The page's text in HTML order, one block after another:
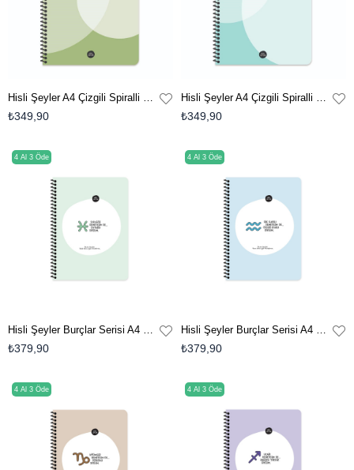
Hisli Şeyler A4 Çizgili Spiralli Defter - Sığmıyorum Dünyaya
₺349,90
Hisli Şeyler A4 Çizgili Spiralli Defter - Parlamak İçin Doğmuşum
₺349,90
Hisli Şeyler Burçlar Serisi A4 Çizgili Stickerli Defter - Sulugöz Demeyelim De Duyarlı Diyelim
₺379,90
4 Al 3 Öde
Hisli Şeyler Burçlar Serisi A4 Çizgili Stickerli Defter - Dik Kafalı Demeyelim De Özgür Ruhlu Diyelim
₺379,90
4 Al 3 Öde
4 Al 3 Öde 4 Al 3 Öde